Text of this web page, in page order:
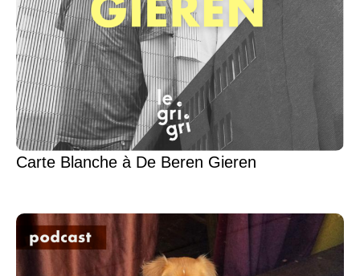
Carte Blanche à De Beren Gieren